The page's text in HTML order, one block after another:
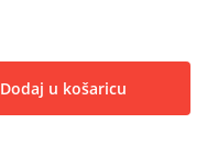
Dodaj u košaricu